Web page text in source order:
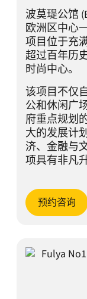
波莫瑅公馆
欧洲区中心
项目位于充
超过百年历
时尚中心。
该项目不仅
公和休闲广
府重点规划
大的发展计
济、金融与
项具有非凡
预约咨询